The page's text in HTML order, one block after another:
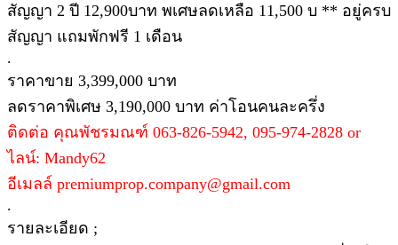
สัญญา 2 ปี 12,900บาท พเศษลดเหลือ 11,500 บ ** อยู่ครบ
สัญญา แถมพักฟรี 1 เดือน
.
ราคาขาย 3,399,000 บาท
ลดราคาพิเศษ 3,190,000 บาท ค่าโอนคนละครึ่ง
ติดต่อ คุณพัชรมณฑ์ 063-826-5942, 095-974-2828 or
ไลน์: Mandy62
อีเมลล์ premiumprop.company@gmail.com
.
รายละเอียด ;